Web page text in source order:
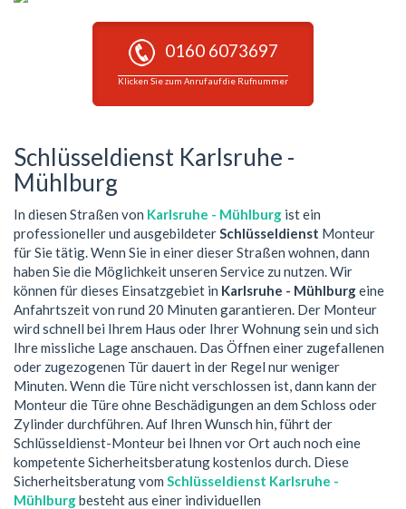
0160 6073697
Klicken Sie zum Anruf auf die Rufnummer
Schlüsseldienst Karlsruhe -
Mühlburg
In diesen Straßen von Karlsruhe - Mühlburg ist ein
professioneller und ausgebildeterSchlüsseldienst Monteur
für Sie tätig. Wenn Sie in einer dieser Straßen wohnen, dann
haben Sie die Möglichkeit unseren Service zu nutzen. Wir
können für dieses Einsatzgebiet in Karlsruhe - Mühlburgeine
Anfahrtszeit von rund 20 Minuten garantieren. Der Monteur
wird schnell bei Ihrem Haus oder Ihrer Wohnung sein und sich
Ihre missliche Lage anschauen. Das Öffnen einer zugefallenen
oder zugezogenen Tür dauert in der Regel nur weniger
Minuten. Wenn die Türe nicht verschlossen ist, dann kann der
Monteur die Türe ohne Beschädigungen an dem Schloss oder
Zylinder durchführen. Auf Ihren Wunsch hin, führt der
Schlüsseldienst-Monteur bei Ihnen vor Ort auch noch eine
kompetente Sicherheitsberatung kostenlos durch. Diese
Sicherheitsberatung vom Schlüsseldienst Karlsruhe -
Mühlburgbesteht aus einer individuellen